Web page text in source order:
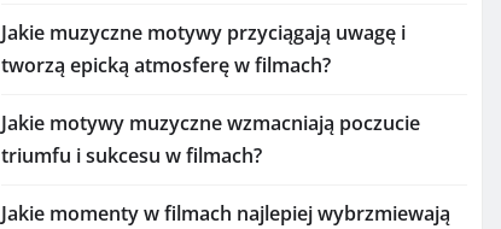
Jakie muzyczne motywy przyciągają uwagę i
tworzą epicką atmosferę w filmach?
Jakie motywy muzyczne wzmacniają poczucie
triumfu i sukcesu w filmach?
Jakie momenty w filmach najlepiej wybrzmiewają